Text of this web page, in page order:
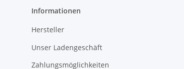
Informationen
Hersteller
Unser Ladengeschäft
Zahlungsmöglichkeiten